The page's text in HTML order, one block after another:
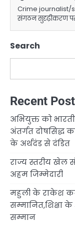
Crime journalist/
संगठन सुदृढ़ीकरण
Search
Recent
अभियुक्त को
अंतर्गत दोषसिद्ध
के अर्थदंड से दंडित
राज्य स्तरीय खेल
अहम जिम्मेदारी
महुली के राकेश
सम्मानित,शिक्षा के
सम्मान